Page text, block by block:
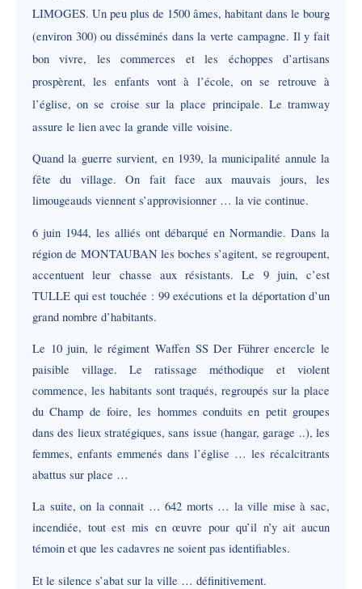
LIMOGES. Un peu plus de 1500 âmes, habitant dans le bourg
(environ 300) ou disséminés dans la verte campagne. Il y fait
bon vivre, les commerces et les échoppes d’artisans
prospèrent, les enfants vont à l’école, on se retrouve à
l’église, on se croise sur la place principale. Le tramway
assure le lien avec la grande ville voisine.
Quand la guerre survient, en 1939, la municipalité annule la
fête du village. On fait face aux mauvais jours, les
limougeauds viennent s’approvisionner … la vie continue.
6 juin 1944, les alliés ont débarqué en Normandie. Dans la
région de MONTAUBAN les boches s’agitent, se regroupent,
accentuent leur chasse aux résistants. Le 9 juin, c’est
TULLE qui est touchée : 99 exécutions et la déportation d’un
grand nombre d’habitants.
Le 10 juin, le régiment Waffen SS Der Führer encercle le
paisible village. Le ratissage méthodique et violent
commence, les habitants sont traqués, regroupés sur la place
du Champ de foire, les hommes conduits en petit groupes
dans des lieux stratégiques, sans issue (hangar, garage ..), les
femmes, enfants emmenés dans l’église … les récalcitrants
abattus sur place …
La suite, on la connait … 642 morts … la ville mise à sac,
incendiée, tout est mis en œuvre pour qu’il n’y ait aucun
témoin et que les cadavres ne soient pas identifiables.
Et le silence s’abat sur la ville … définitivement.